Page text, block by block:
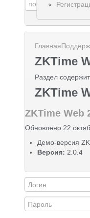
Главная
ZKTime
Раздел
ZKTime
ZKTime Web
Обновлено 22
Демо-версия
Версия: 2.0.4